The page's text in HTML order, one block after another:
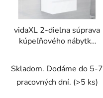
vidaXL 2-dielna súprava
kúpeľňového nábytku
Skladom. Dodáme do 5-7
pracovných dní. (>5 ks)